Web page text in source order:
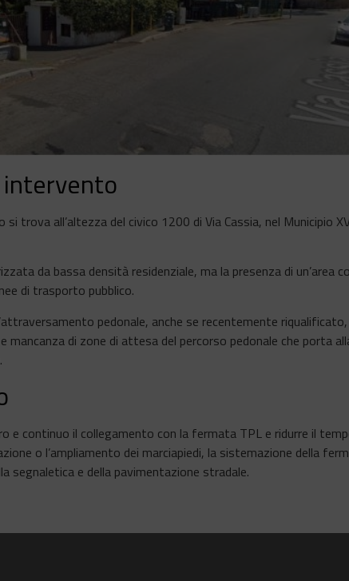
si trova all’altezza del civico 1200 di Via Cassia, nel Municipio
da bassa densità residenziale, ma la presenza di un’area
di trasporto pubblico.
pedonale, anche se recentemente
mancanza di zone di attesa del percorso pedonale che porta
e continuo il collegamento con la fermata TPL e ridurre il
o l’ampliamento dei marciapiedi, la sistemazione della
segnaletica e della pavimentazione stradale.